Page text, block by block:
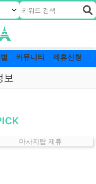
커뮤니티 제휴신청
보
마사지탑 제휴